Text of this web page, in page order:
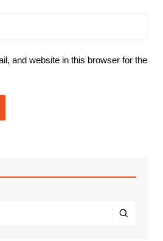
and website in this browser for the